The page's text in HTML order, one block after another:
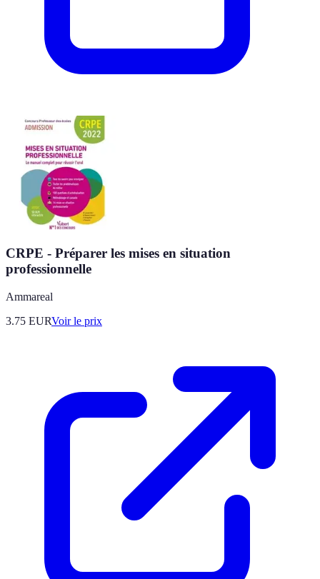
CRPE - Préparer les mises en situation
professionnelle
Ammareal
3.75 EURVoir le prix